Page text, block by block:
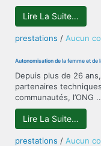
Lire La Suite…
prestations / Aucun
Autonomisation de la femme et de
Depuis plus de 26
partenaires
communautés, l’ONG
Lire La Suite…
prestations / Aucun